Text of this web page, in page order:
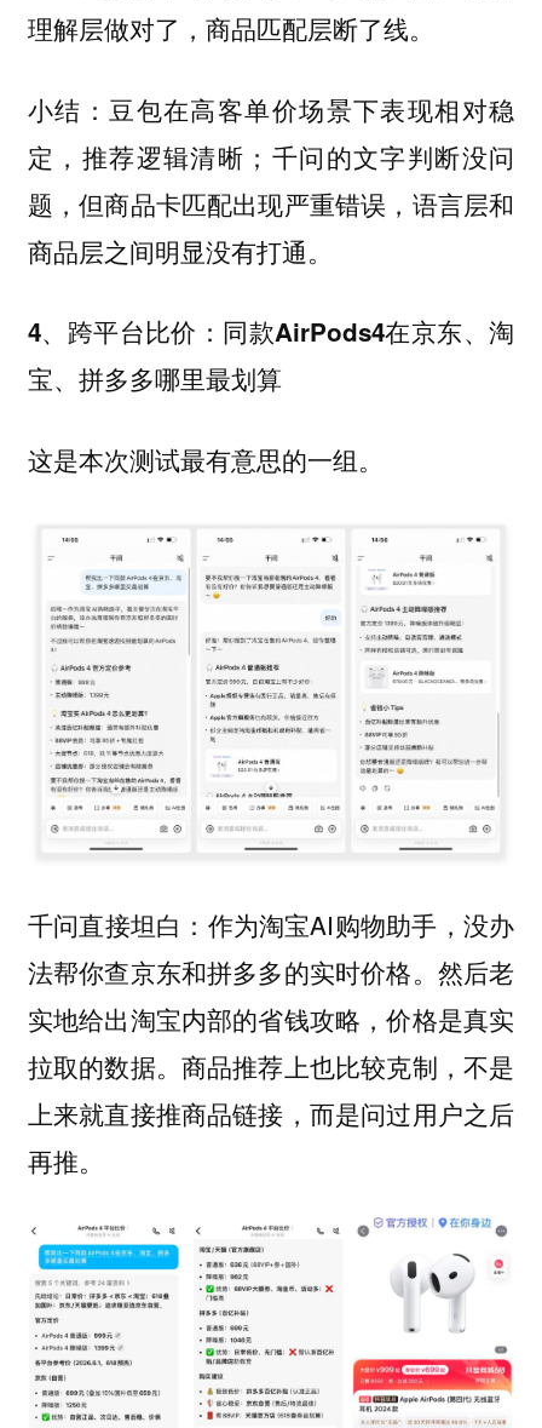
理解层做对了，商品匹配层断了线。
小结： 豆包在高客单价场景下表现相对稳
定，推荐逻辑清晰；千问的文字判断没问
题，但商品卡匹配出现严重错误，语言层和
商品层之间明显没有打通。
4、跨平台比价：同款AirPods4在京东、淘
宝、拼多多哪里最划算
这是本次测试最有意思的一组。
千问直接坦白： 作为淘宝AI购物助手，没办
法帮你查京东和拼多多的实时价格。然后老
实地给出淘宝内部的省钱攻略，价格是真实
拉取的数据。商品推荐上也比较克制，不是
上来就直接推商品链接，而是问过用户之后
再推。